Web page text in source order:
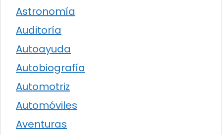
Astronomía
Auditoría
Autoayuda
Autobiografía
Automotriz
Automóviles
Aventuras